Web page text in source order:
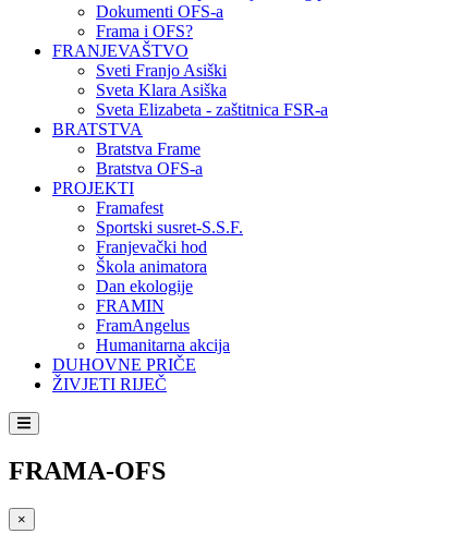
Dokumenti OFS-a
Frama i OFS?
FRANJEVAŠTVO
Sveti Franjo Asiški
Sveta Klara Asiška
Sveta Elizabeta - zaštitnica FSR-a
BRATSTVA
Bratstva Frame
Bratstva OFS-a
PROJEKTI
Framafest
Sportski susret-S.S.F.
Franjevački hod
Škola animatora
Dan ekologije
FRAMIN
FramAngelus
Humanitarna akcija
DUHOVNE PRIČE
ŽIVJETI RIJEČ
FRAMA-OFS
×